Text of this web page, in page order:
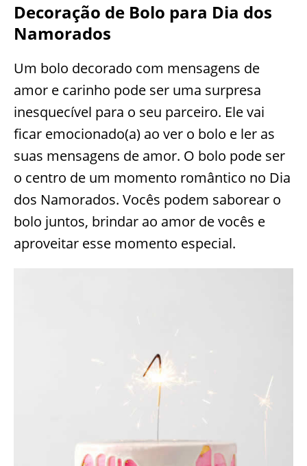
Decoração de Bolo para Dia dos
Namorados
Um bolo decorado com mensagens de
amor e carinho pode ser uma surpresa
inesquecível para o seu parceiro. Ele vai
ficar emocionado(a) ao ver o bolo e ler as
suas mensagens de amor. O bolo pode ser
o centro de um momento romântico no Dia
dos Namorados. Vocês podem saborear o
bolo juntos, brindar ao amor de vocês e
aproveitar esse momento especial.